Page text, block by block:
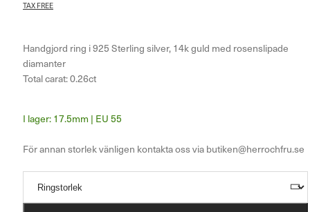
TAX FREE
Handgjord ring i 925 Sterling silver, 14k guld med rosenslipade
diamanter
Total carat: 0.26ct
17.5mm | EU 55